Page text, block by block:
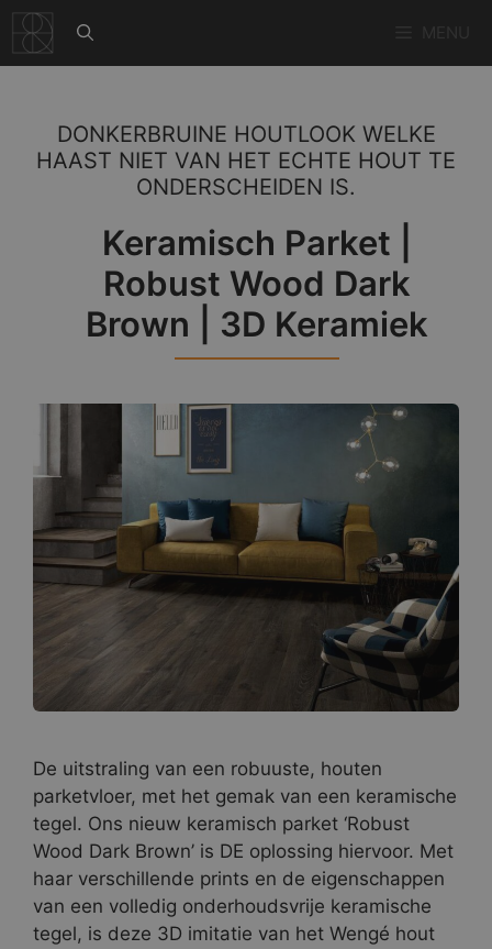
naar
de
DONKERBRUINE HOUTLOOK WELKE
HAAST NIET VAN HET ECHTE HOUT TE
ONDERSCHEIDEN IS.
Keramisch Parket |
Robust Wood Dark
Brown | 3D Keramiek
De uitstraling van een robuuste, houten
parketvloer, met het gemak van een keramische
tegel. Ons nieuw keramisch parket ‘Robust
Wood Dark Brown’ is DE oplossing hiervoor. Met
haar verschillende prints en de eigenschappen
van een volledig onderhoudsvrije keramische
tegel, is deze 3D imitatie van het Wengé hout